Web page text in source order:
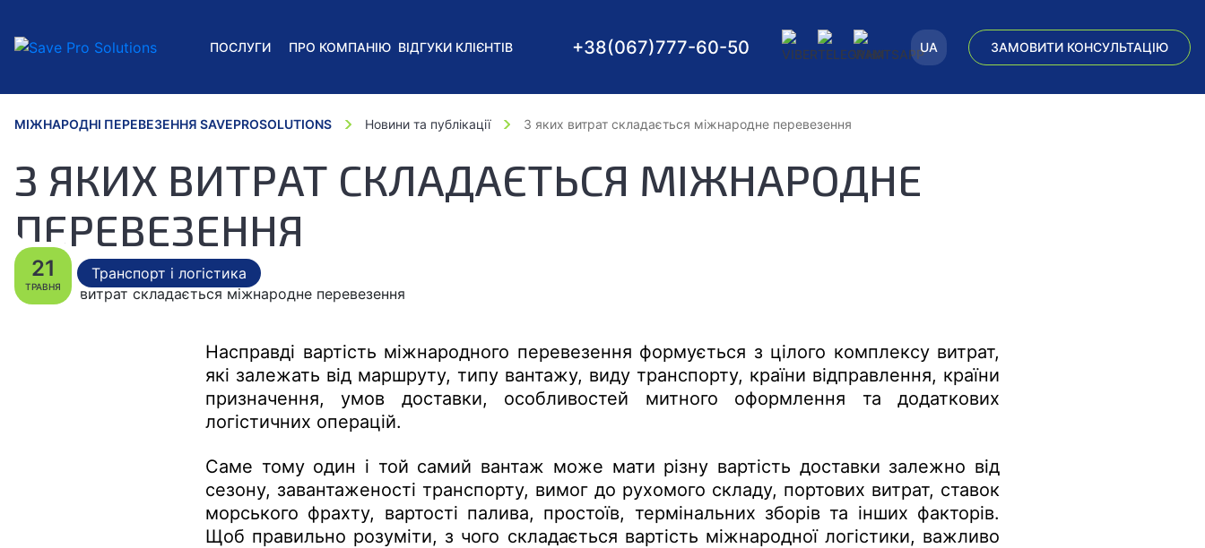
ПОСЛУГИ ПРО КОМПАНІЮ ВІДГУКИ КЛІЄНТІВ +38(067)777-60-50 UA ЗАМОВИТИ КОНСУЛЬТАЦІЮ
МІЖНАРОДНІ ПЕРЕВЕЗЕННЯ SAVEPROSOLUTIONS Новини та публікації З яких витрат складається міжнародне перевезення
З ЯКИХ ВИТРАТ СКЛАДАЄТЬСЯ МІЖНАРОДНЕ
ПЕРЕВЕЗЕННЯ
21
ТРАВНЯ
Транспорт і логістика
Насправді вартість міжнародного перевезення формується з цілого комплексу витрат,
які залежать від маршруту, типу вантажу, виду транспорту, країни відправлення, країни
призначення, умов доставки, особливостей митного оформлення та додаткових
логістичних операцій.
Саме тому один і той самий вантаж може мати різну вартість доставки залежно від
сезону, завантаженості транспорту, вимог до рухомого складу, портових витрат, ставок
морського фрахту, вартості палива, простоїв, термінальних зборів та інших факторів.
Щоб правильно розуміти, з чого складається вартість міжнародної логістики, важливо